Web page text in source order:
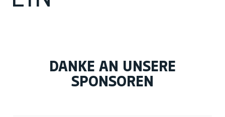
DANKE AN UNSERE
SPONSOREN